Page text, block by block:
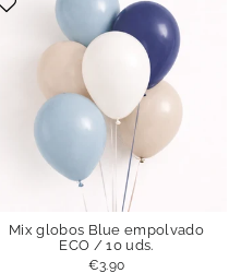
Mix globos Blue empolvado
ECO / 10 uds.
€3.90